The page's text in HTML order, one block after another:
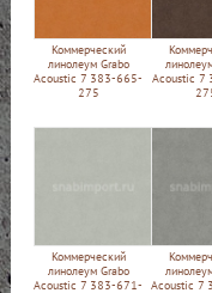
Коммерческий
линолеум Grabo
Acoustic 7 383-665-
275
Acoustic 7
Коммерческий
линолеум Grabo
Acoustic 7 383-671-
Acoustic 7